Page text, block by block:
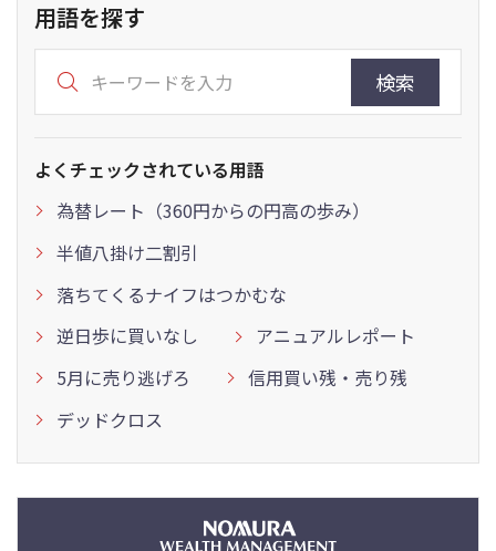
用語を探す
検索
よくチェックされている用語
為替レート（360円からの円高の歩み）
半値八掛け二割引
落ちてくるナイフはつかむな
逆日歩に買いなし
アニュアルレポート
5月に売り逃げろ
信用買い残・売り残
デッドクロス